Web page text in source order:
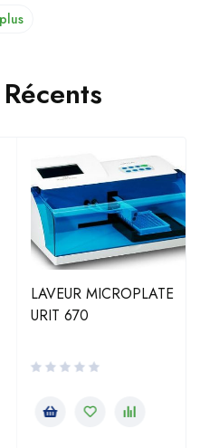
LAVEUR MICROPLATE
URIT 670